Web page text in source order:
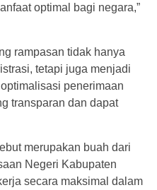
optimal bagi negara,”
rampasan tidak hanya
tetapi juga menjadi
penerimaan
transparan dan dapat
merupakan buah dari
Negeri Kabupaten
secara maksimal dalam